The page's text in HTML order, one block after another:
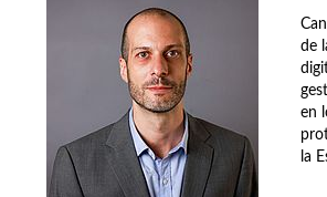
de
en
la